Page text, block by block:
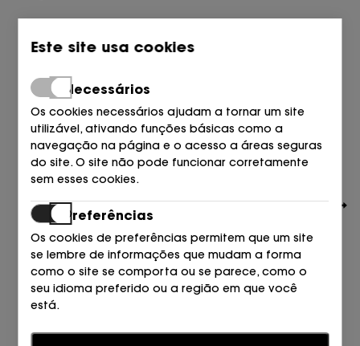
TOMMY HILFIGER
PALA POOL AZUL Céu do DESERTO DE DW5
39,90€
Este site usa cookies
Necessários
Os cookies necessários ajudam a tornar um site
utilizável, ativando funções básicas como a
navegação na página e o acesso a áreas seguras
do site. O site não pode funcionar corretamente
sem esses cookies.
Preferências
Os cookies de preferências permitem que um site
se lembre de informações que mudam a forma
como o site se comporta ou se parece, como o
seu idioma preferido ou a região em que você
está.